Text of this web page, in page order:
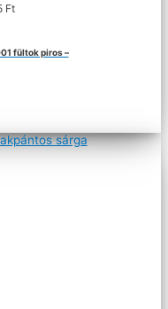
Ft
fültok piros –